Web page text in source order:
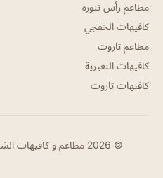
مطاعم رأس تنوره
كافيهات الخفجي
مطاعم تاروت
كافيهات النعيرية
كافيهات تاروت
© 2026 مطاعم و كافيهات الشرقية. جميع الحقوق محفوظة.